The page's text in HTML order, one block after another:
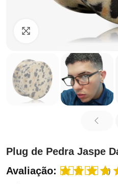
Clique para
Plug de Pedra Jaspe
Avaliação:
(1)